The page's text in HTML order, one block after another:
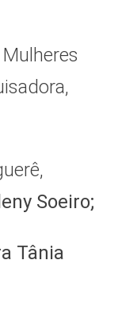
Soeiro;
Tânia